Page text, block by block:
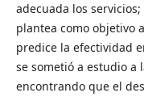
adecuada los
plantea como objetivo
predice la efectividad
se sometió a estudio a
encontrando que el